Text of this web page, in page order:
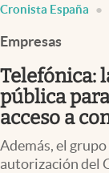
España
Cronista España
Empresas
Telefónica:
pública
acceso a
Además, el
autorización del